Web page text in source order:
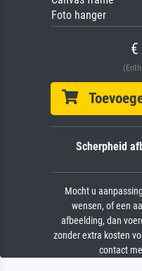
Foto hanger
Scherpheid
Mocht u
wensen, of een
afbeelding, dan
zonder extra kosten
contact